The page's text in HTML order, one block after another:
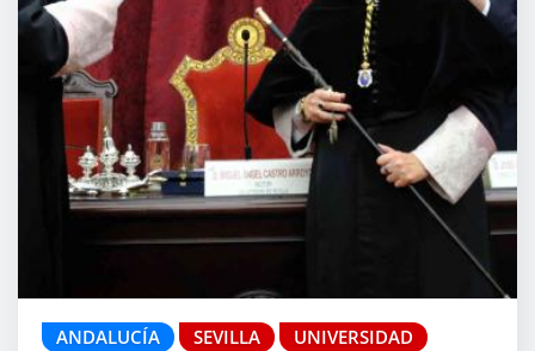
ANDALUCÍA SEVILLA UNIVERSIDAD